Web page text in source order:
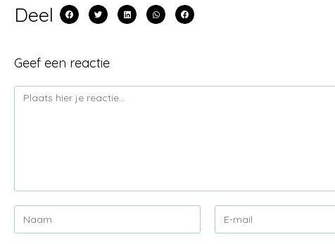
Deel
Geef een reactie